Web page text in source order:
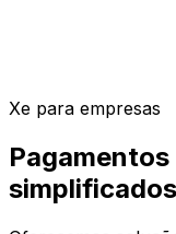
Xe para empresas
simplificados